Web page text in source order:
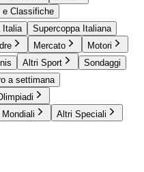
e Classifiche
Italia
Supercoppa Italiana
Mercato
Motori
Altri Sport
Sondaggi
a settimana
Altri Speciali